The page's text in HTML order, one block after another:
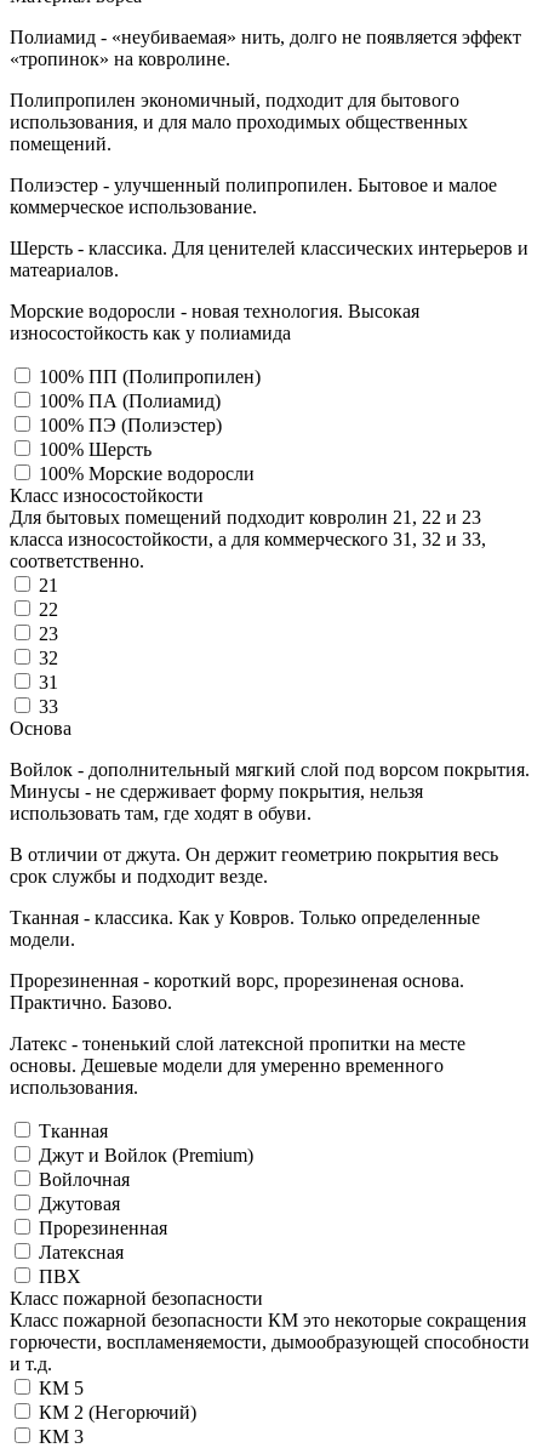
Полиамид - «неубиваемая» нить, долго не появляется эффект
«тропинок» на ковролине.
Полипропилен экономичный, подходит для бытового
использования, и для мало проходимых общественных
помещений.
Полиэстер - улучшенный полипропилен. Бытовое и малое
коммерческое использование.
Шерсть - классика. Для ценителей классических интерьеров и
матеариалов.
Морские водоросли - новая технология. Высокая
износостойкость как у полиамида
100% ПП (Полипропилен)
100% ПА (Полиамид)
100% ПЭ (Полиэстер)
100% Шерсть
100% Морские водоросли
Класс износостойкости
Для бытовых помещений подходит ковролин 21, 22 и 23
класса износостойкости, а для коммерческого 31, 32 и 33,
соответственно.
21
22
23
32
31
33
Основа
Войлок - дополнительный мягкий слой под ворсом покрытия.
Минусы - не сдерживает форму покрытия, нельзя
использовать там, где ходят в обуви.
В отличии от джута. Он держит геометрию покрытия весь
срок службы и подходит везде.
Тканная - классика. Как у Ковров. Только определенные
модели.
Прорезиненная - короткий ворс, прорезиненая основа.
Практично. Базово.
Латекс - тоненький слой латексной пропитки на месте
основы. Дешевые модели для умеренно временного
использования.
Тканная
Джут и Войлок (Premium)
Войлочная
Джутовая
Прорезиненная
Латексная
ПВХ
Класс пожарной безопасности
Класс пожарной безопасности КМ это некоторые сокращения
горючести, воспламеняемости, дымообразующей способности
и т.д.
КМ 5
КМ 2 (Негорючий)
КМ 3